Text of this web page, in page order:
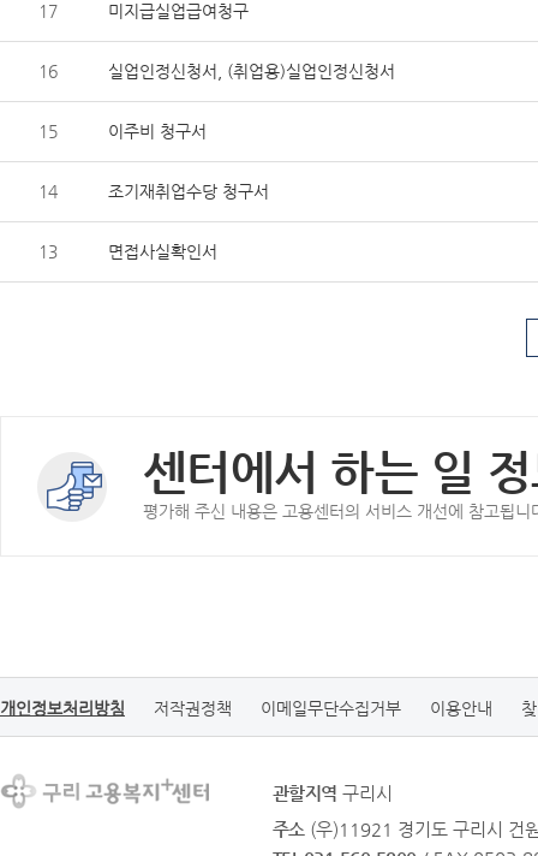
17 미지급실업급여청구
16 실업인정신청서, (취업용)실업인정신청서
15 이주비 청구서
14 조기재취업수당 청구서
13 면접사실확인서
센터에서 하는 일
평가해 주신 내용은 고용센터의 서비스 개선에 참고됩니
개인정보처리방침 저작권정책 이메일무단수집거부 이용안내
관할지역 구리시
주소 (우)11921 경기도 구리시 건